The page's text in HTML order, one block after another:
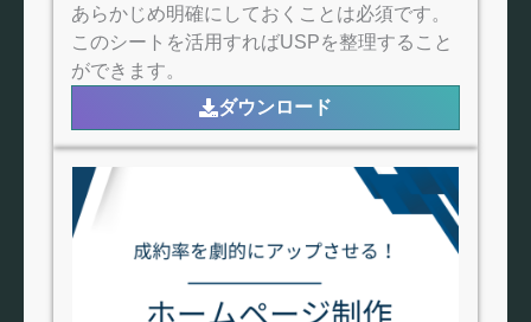
あらかじめ明確にしておくことは必須です。
このシートを活用すればUSPを整理すること
ができます。
ダウンロード